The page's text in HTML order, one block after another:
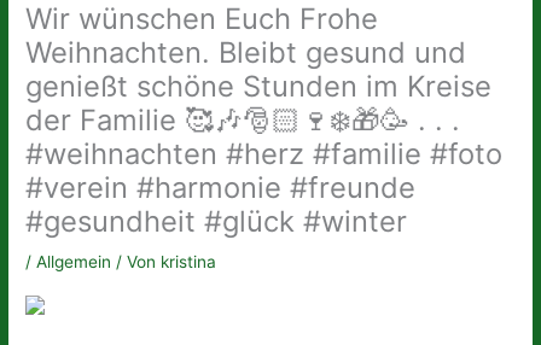
Wir wünschen Euch Frohe
Weihnachten. Bleibt gesund und
genießt schöne Stunden im Kreise
der Familie 🥰🎶🎅🏻🍷❄️🎁🥳 . . .
#weihnachten #herz #familie #foto
#verein #harmonie #freunde
#gesundheit #glück #winter
/Allgemein / Von kristina